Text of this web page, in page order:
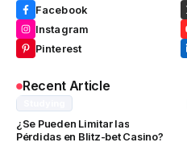
Facebook
Instagram
Pinterest
Recent Article
¿Se Pueden Limitar las
Pérdidas en Blitz-bet Casino?